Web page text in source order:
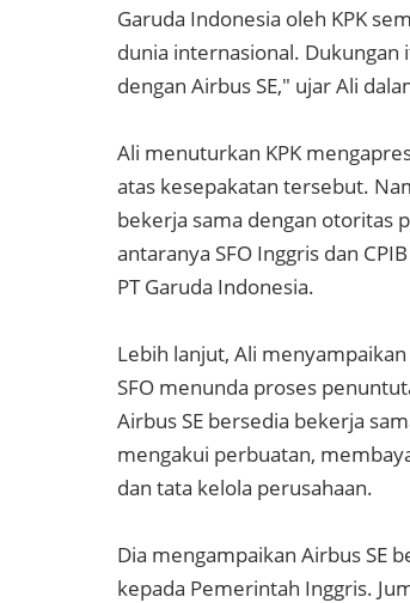
Garuda Indonesia oleh KPK
dunia internasional. Dukungan
dengan Airbus SE," ujar Ali
Ali menuturkan KPK
atas kesepakatan tersebut.
bekerja sama dengan otoritas
antaranya SFO Inggris dan
PT Garuda Indonesia.
Lebih lanjut, Ali
SFO menunda proses
Airbus SE bersedia bekerja
mengakui perbuatan,
dan tata kelola perusahaan.
Dia mengampaikan Airbus SE
kepada Pemerintah Inggris.